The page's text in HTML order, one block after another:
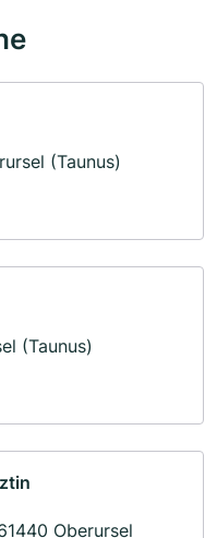
(Taunus)
(Taunus)
Oberursel